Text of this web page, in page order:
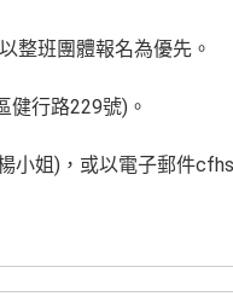
整班團體報名為優先。
健行路229號)。
小姐)，或以電子郵件